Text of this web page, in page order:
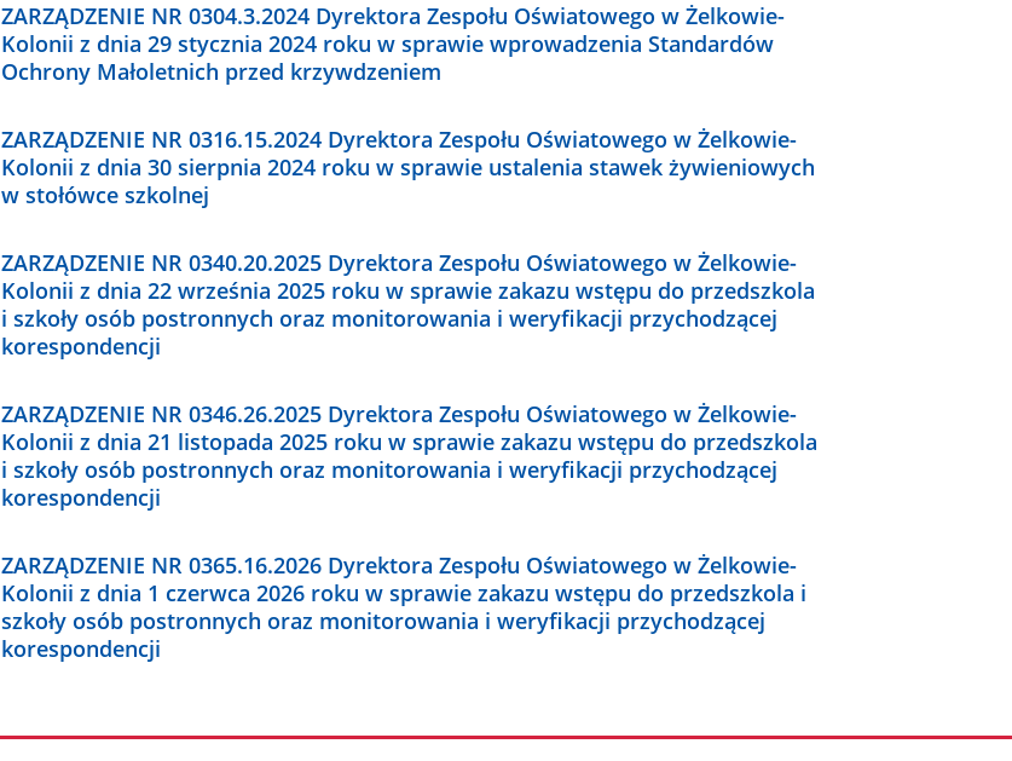
ZARZĄDZENIE NR 0304.3.2024 Dyrektora Zespołu Oświatowego w Żelkowie-
Kolonii z dnia 29 stycznia 2024 roku w sprawie wprowadzenia Standardów
Ochrony Małoletnich przed krzywdzeniem
ZARZĄDZENIE NR 0316.15.2024 Dyrektora Zespołu Oświatowego w Żelkowie-
Kolonii z dnia 30 sierpnia 2024 roku w sprawie ustalenia stawek żywieniowych
w stołówce szkolnej
ZARZĄDZENIE NR 0340.20.2025 Dyrektora Zespołu Oświatowego w Żelkowie-
Kolonii z dnia 22 września 2025 roku w sprawie zakazu wstępu do przedszkola
i szkoły osób postronnych oraz monitorowania i weryfikacji przychodzącej
korespondencji
ZARZĄDZENIE NR 0346.26.2025 Dyrektora Zespołu Oświatowego w Żelkowie-
Kolonii z dnia 21 listopada 2025 roku w sprawie zakazu wstępu do przedszkola
i szkoły osób postronnych oraz monitorowania i weryfikacji przychodzącej
korespondencji
ZARZĄDZENIE NR 0365.16.2026 Dyrektora Zespołu Oświatowego w Żelkowie-
Kolonii z dnia 1 czerwca 2026 roku w sprawie zakazu wstępu do przedszkola i
szkoły osób postronnych oraz monitorowania i weryfikacji przychodzącej
korespondencji